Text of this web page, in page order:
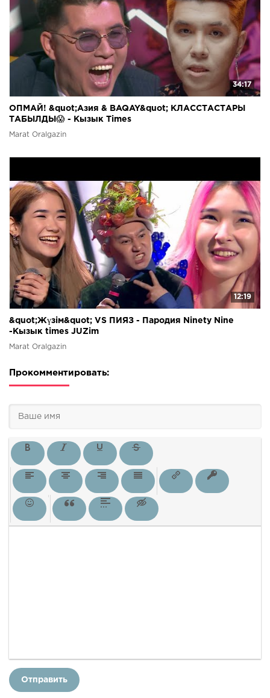
34:17
ОПМАЙ! &quot;Азия & BAQAY&quot; КЛАССТАСТАРЫ
ТАБЫЛДЫ😱 - Кызык Times
Marat Oralgazin
12:19
&quot;Жүзім&quot; VS ПИЯЗ - Пародия Ninety Nine
-Кызык times JUZim
Marat Oralgazin
Прокомментировать:
Отправить